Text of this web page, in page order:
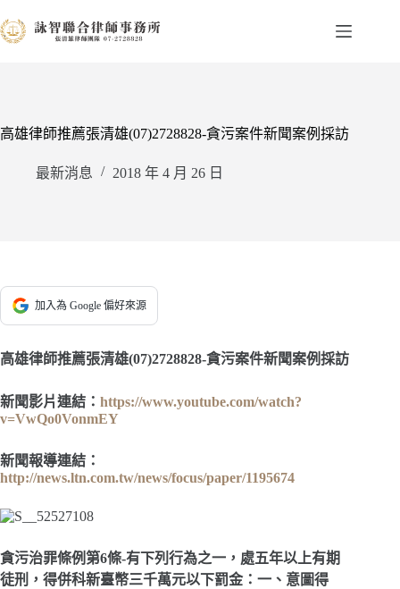
至
高雄律師推薦張清雄(07)2728828-貪污案件新聞案例採訪
最新消息 2018 年 4 月 26 日
加入為 Google 偏好來源
高雄律師推薦張清雄(07)2728828-貪污案件新聞案例採訪
新聞影片連結： https://www.youtube.com/watch?
v=VwQo0VonmEY
新聞報導連結：
http://news.ltn.com.tw/news/focus/paper/1195674
貪污治罪條例第6條-有下列行為之一，處五年以上有期
徒刑，得併科新臺幣三千萬元以下罰金： 一、意圖得